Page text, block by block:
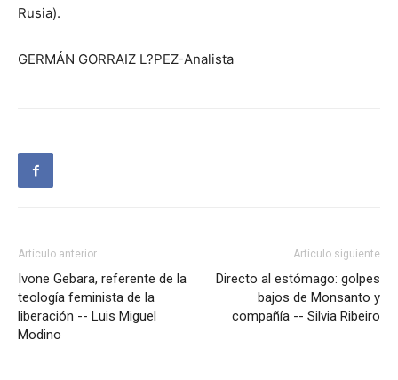
Rusia).
GERMÁN GORRAIZ L?PEZ-Analista
Artículo anterior
Ivone Gebara, referente de la
teología feminista de la
liberación -- Luis Miguel
Modino
Artículo siguiente
Directo al estómago: golpes
bajos de Monsanto y
compañía -- Silvia Ribeiro